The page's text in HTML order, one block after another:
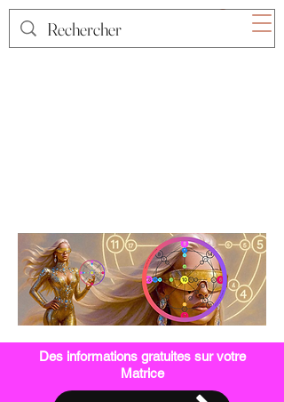
Des informations gratuites sur votre
Matrice